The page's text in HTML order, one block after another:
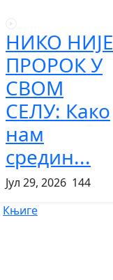
НИКО НИЈЕ
ПРОРОК У
СВОМ
СЕЛУ: Како
нам
средин...
Јул 29, 2026 144
Књиге